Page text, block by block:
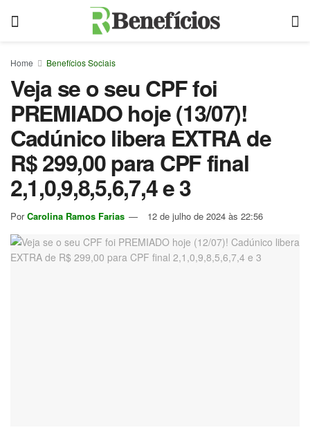
Home Benefícios Sociais
Veja se o seu CPF foi
PREMIADO hoje (13/07)!
Cadúnico libera EXTRA de
R$ 299,00 para CPF final
2,1,0,9,8,5,6,7,4 e 3
Por Carolina Ramos Farias 12 de julho de 2024 às 22:56